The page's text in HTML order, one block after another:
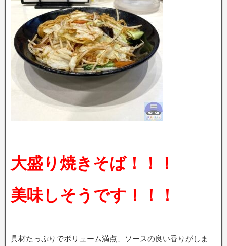
大盛り焼きそば！！！
美味しそうです！！！
具材たっぷりでボリューム満点、ソースの良い香りがしま